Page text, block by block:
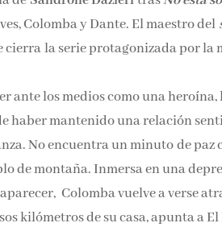
Colomba y Dante. El maestro del
la serie protagonizada por la
ante los medios como una heroína,
haber mantenido una relación
No encuentra un minuto de paz
de montaña. Inmersa en una
Colomba vuelve a verse
kilómetros de su casa, apunta a